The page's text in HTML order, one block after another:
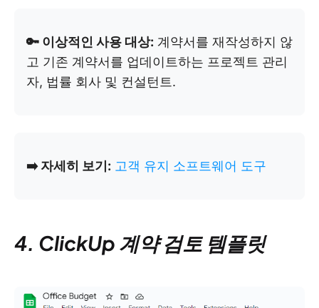
🔑 이상적인 사용 대상: 계약서를 재작성하지 않
고 기존 계약서를 업데이트하는 프로젝트 관리
자, 법률 회사 및 컨설턴트.
➡️ 자세히 보기: 고객 유지 소프트웨어 도구
4. ClickUp 계약 검토 템플릿